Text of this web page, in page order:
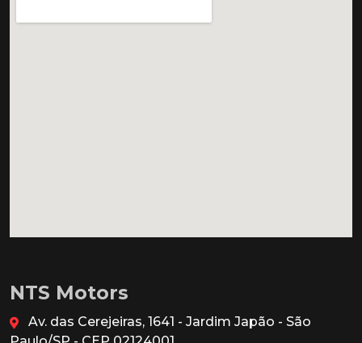
NTS Motors
Av. das Cerejeiras, 1641 - Jardim Japão - São